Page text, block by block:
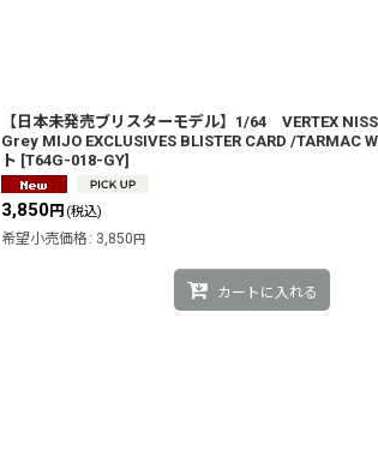
【日本未発売ブリスターモデル】1/64 VERTEX
Grey MIJO EXCLUSIVES BLISTER CARD /TARMAC
ト [T64G-018-GY]
3,850円 (税込)
希望小売価格 : 3,850円
カートに入れる